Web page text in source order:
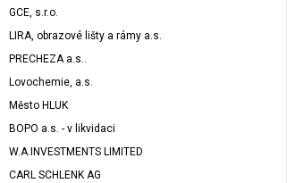
GCE, s.r.o.
LIRA, obrazové lišty a rámy a.s.
PRECHEZA a.s..
Lovochemie, a.s.
Město HLUK
BOPO a.s. - v likvidaci
W.A.INVESTMENTS LIMITED
CARL SCHLENK AG